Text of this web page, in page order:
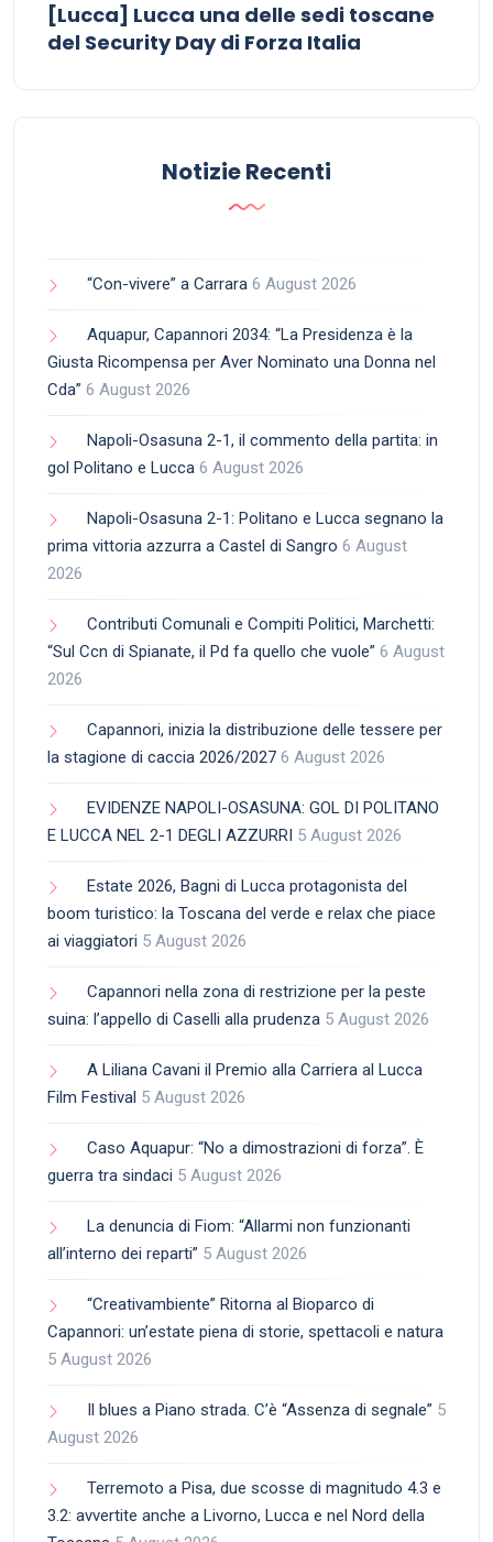
[Lucca] Lucca una delle sedi toscane
del Security Day di Forza Italia
Notizie Recenti
“Con-vivere” a Carrara 6 August 2026
Aquapur, Capannori 2034: “La Presidenza è la
Giusta Ricompensa per Aver Nominato una Donna nel
Cda” 6 August 2026
Napoli-Osasuna 2-1, il commento della partita: in
gol Politano e Lucca 6 August 2026
Napoli-Osasuna 2-1: Politano e Lucca segnano la
prima vittoria azzurra a Castel di Sangro 6 August
2026
Contributi Comunali e Compiti Politici, Marchetti:
“Sul Ccn di Spianate, il Pd fa quello che vuole” 6 August
2026
Capannori, inizia la distribuzione delle tessere per
la stagione di caccia 2026/2027 6 August 2026
EVIDENZE NAPOLI-OSASUNA: GOL DI POLITANO
E LUCCA NEL 2-1 DEGLI AZZURRI 5 August 2026
Estate 2026, Bagni di Lucca protagonista del
boom turistico: la Toscana del verde e relax che piace
ai viaggiatori 5 August 2026
Capannori nella zona di restrizione per la peste
suina: l’appello di Caselli alla prudenza 5 August 2026
A Liliana Cavani il Premio alla Carriera al Lucca
Film Festival 5 August 2026
Caso Aquapur: “No a dimostrazioni di forza”. È
guerra tra sindaci 5 August 2026
La denuncia di Fiom: “Allarmi non funzionanti
all’interno dei reparti” 5 August 2026
“Creativambiente” Ritorna al Bioparco di
Capannori: un’estate piena di storie, spettacoli e natura
5 August 2026
Il blues a Piano strada. C’è “Assenza di segnale” 5
August 2026
Terremoto a Pisa, due scosse di magnitudo 4.3 e
3.2: avvertite anche a Livorno, Lucca e nel Nord della